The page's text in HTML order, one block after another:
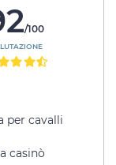
/100
per cavalli
casinò